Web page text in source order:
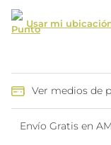
Usar mi
Ver medios de
Envío Gratis en